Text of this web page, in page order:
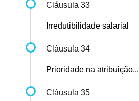
Cláusula 33
Irredutibilidade salarial
Cláusula 34
Prioridade na atribuição...
Cláusula 35